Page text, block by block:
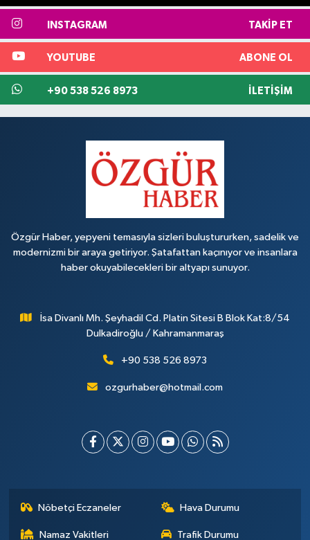
INSTAGRAM TAKIP ET
YOUTUBE ABONE OL
+90 538 526 8973 İLETIŞIM
Özgür Haber, yepyeni temasıyla sizleri buluştururken, sadelik ve
modernizmi bir araya getiriyor. Şatafattan kaçınıyor ve insanlara
haber okuyabilecekleri bir altyapı sunuyor.
İsa Divanlı Mh. Şeyhadil Cd. Platin Sitesi B Blok Kat:8/54
Dulkadiroğlu / Kahramanmaraş
+90 538 526 8973
ozgurhaber@hotmail.com
Nöbetçi Eczaneler Hava Durumu
Namaz Vakitleri Trafik Durumu